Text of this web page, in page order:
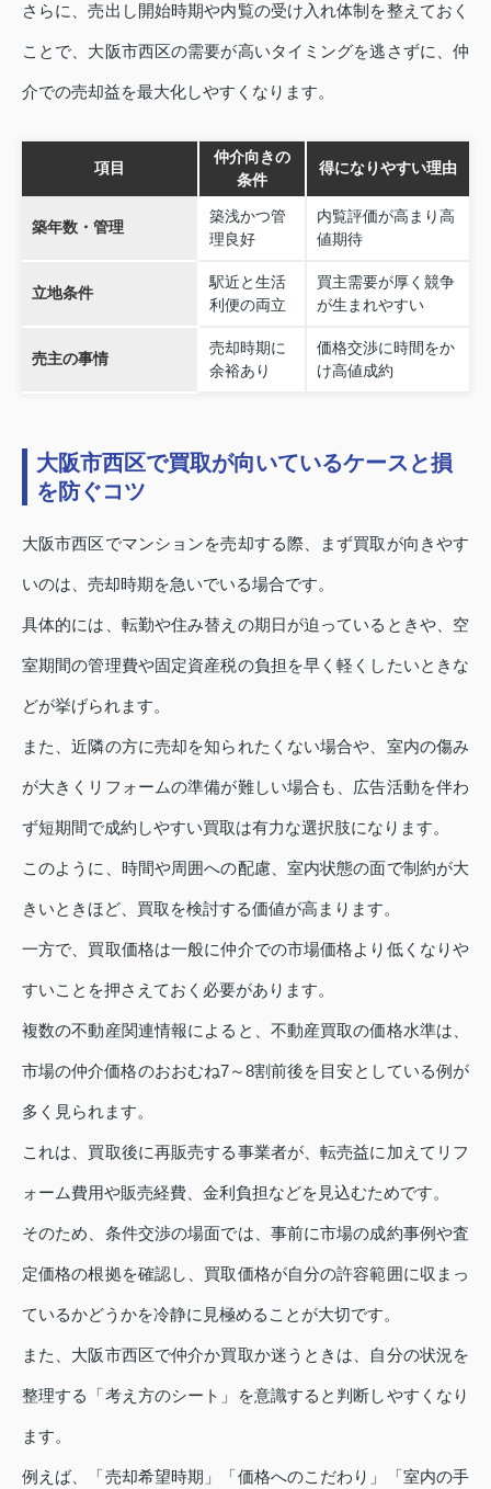
さらに、売出し開始時期や内覧の受け入れ体制を整えておく
ことで、大阪市西区の需要が高いタイミングを逃さずに、仲
介での売却益を最大化しやすくなります。
項目
仲介向きの
条件
得になりやすい理由
築年数・管理
築浅かつ管
理良好
内覧評価が高まり高
値期待
立地条件
駅近と生活
利便の両立
買主需要が厚く競争
が生まれやすい
売主の事情
売却時期に
余裕あり
価格交渉に時間をか
け高値成約
大阪市西区で買取が向いているケースと損
を防ぐコツ
大阪市西区でマンションを売却する際、まず買取が向きやす
いのは、売却時期を急いでいる場合です。
具体的には、転勤や住み替えの期日が迫っているときや、空
室期間の管理費や固定資産税の負担を早く軽くしたいときな
どが挙げられます。
また、近隣の方に売却を知られたくない場合や、室内の傷み
が大きくリフォームの準備が難しい場合も、広告活動を伴わ
ず短期間で成約しやすい買取は有力な選択肢になります。
このように、時間や周囲への配慮、室内状態の面で制約が大
きいときほど、買取を検討する価値が高まります。
一方で、買取価格は一般に仲介での市場価格より低くなりや
すいことを押さえておく必要があります。
複数の不動産関連情報によると、不動産買取の価格水準は、
市場の仲介価格のおおむね7～8割前後を目安としている例が
多く見られます。
これは、買取後に再販売する事業者が、転売益に加えてリフ
ォーム費用や販売経費、金利負担などを見込むためです。
そのため、条件交渉の場面では、事前に市場の成約事例や査
定価格の根拠を確認し、買取価格が自分の許容範囲に収まっ
ているかどうかを冷静に見極めることが大切です。
また、大阪市西区で仲介か買取か迷うときは、自分の状況を
整理する「考え方のシート」を意識すると判断しやすくなり
ます。
例えば、「売却希望時期」「価格へのこだわり」「室内の手